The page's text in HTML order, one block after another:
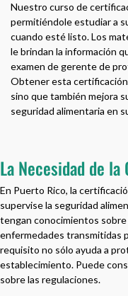
Nuestro curso de
permitiéndole estudiar a
cuando esté listo. Los
le brindan la información
examen de gerente de
Obtener esta
sino que también mejora
seguridad alimentaria en
La Necesidad de
En Puerto Rico, la
supervise la seguridad
tengan conocimientos
enfermedades transmitidas
requisito no sólo ayuda a
establecimiento. Puede
sobre las regulaciones.